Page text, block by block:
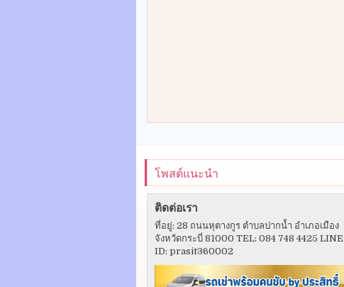
โพสต์แนะนำ
ติดต่อเรา
ที่อยู่: 28 ถนนหุตางกูร ตำบลปากน้ำ อำเภอเมือง
จังหวัดกระบี่ 81000 TEL: 084 748 4425 LINE
ID: prasit360002